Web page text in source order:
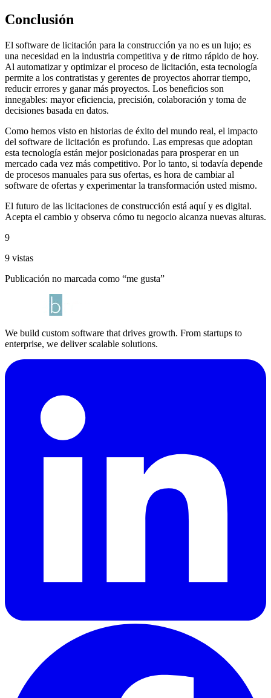
Conclusión
El software de licitación para la construcción ya no es un lujo; es
una necesidad en la industria competitiva y de ritmo rápido de hoy.
Al automatizar y optimizar el proceso de licitación, esta tecnología
permite a los contratistas y gerentes de proyectos ahorrar tiempo,
reducir errores y ganar más proyectos. Los beneficios son
innegables: mayor eficiencia, precisión, colaboración y toma de
decisiones basada en datos.
Como hemos visto en historias de éxito del mundo real, el impacto
del software de licitación es profundo. Las empresas que adoptan
esta tecnología están mejor posicionadas para prosperar en un
mercado cada vez más competitivo. Por lo tanto, si todavía depende
de procesos manuales para sus ofertas, es hora de cambiar al
software de ofertas y experimentar la transformación usted mismo.
El futuro de las licitaciones de construcción está aquí y es digital.
Acepta el cambio y observa cómo tu negocio alcanza nuevas alturas.
9
9 vistas
Publicación no marcada como “me gusta”
We build custom software that drives growth. From startups to
enterprise, we deliver scalable solutions.